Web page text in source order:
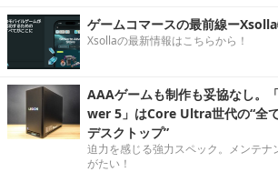
ゲームコマースの最前線ー
Xsollaの最新情報はこちらから！
AAAゲームも制作も妥協なし。
wer 5」はCore Ultra世代の“全
デスクトップ”
迫力を感じる強力スペック。メンテナ
がたい！